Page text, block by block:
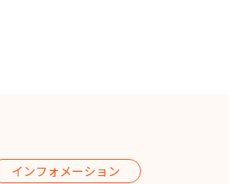
インフォメーション